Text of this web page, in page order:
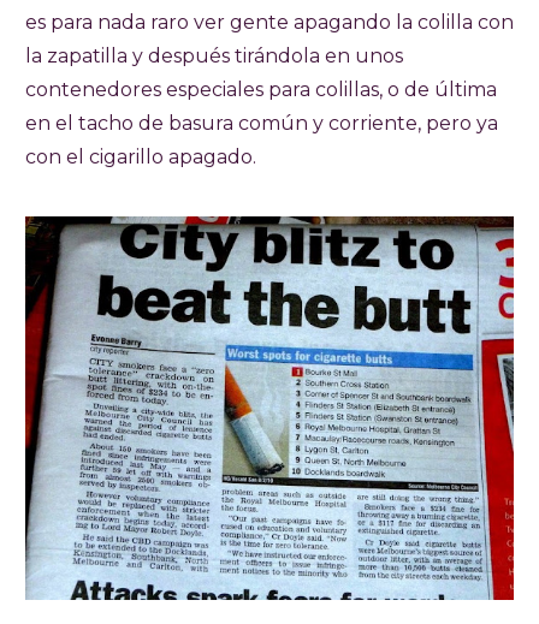
es para nada raro ver gente apagando la colilla con
la zapatilla y después tirándola en unos
contenedores especiales para colillas, o de última
en el tacho de basura común y corriente, pero ya
con el cigarillo apagado.